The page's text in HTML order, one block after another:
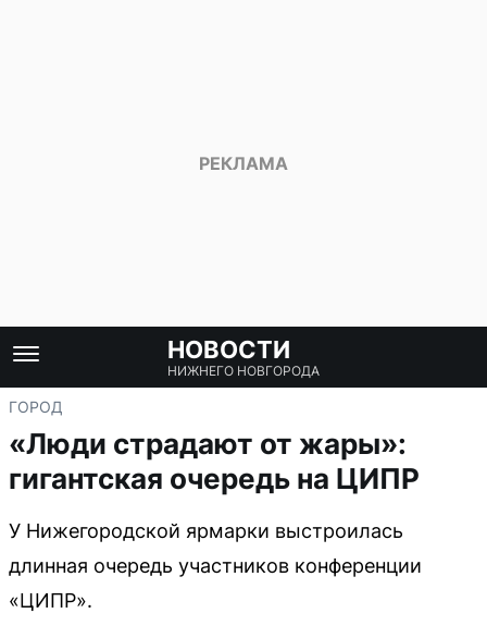
НОВОСТИ
НИЖНЕГО НОВГОРОДА
ГОРОД
«Люди страдают от жары»:
гигантская очередь на ЦИПР
У Нижегородской ярмарки выстроилась
длинная очередь участников конференции
«ЦИПР».